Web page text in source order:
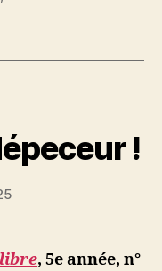
la
!
ji
, 5e année, n°